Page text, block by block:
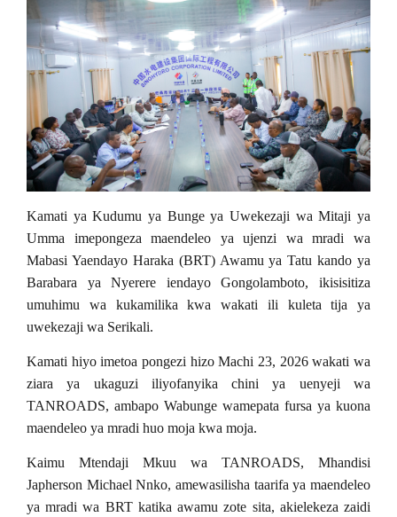
Kamati ya Kudumu ya Bunge ya Uwekezaji wa Mitaji ya
Umma imepongeza maendeleo ya ujenzi wa mradi wa
Mabasi Yaendayo Haraka (BRT) Awamu ya Tatu kando ya
Barabara ya Nyerere iendayo Gongolamboto, ikisisitiza
umuhimu wa kukamilika kwa wakati ili kuleta tija ya
uwekezaji wa Serikali.
Kamati hiyo imetoa pongezi hizo Machi 23, 2026 wakati wa
ziara ya ukaguzi iliyofanyika chini ya uenyeji wa
TANROADS, ambapo Wabunge wamepata fursa ya kuona
maendeleo ya mradi huo moja kwa moja.
Kaimu Mtendaji Mkuu wa TANROADS, Mhandisi
Japherson Michael Nnko, amewasilisha taarifa ya maendeleo
ya mradi wa BRT katika awamu zote sita, akielekeza zaidi